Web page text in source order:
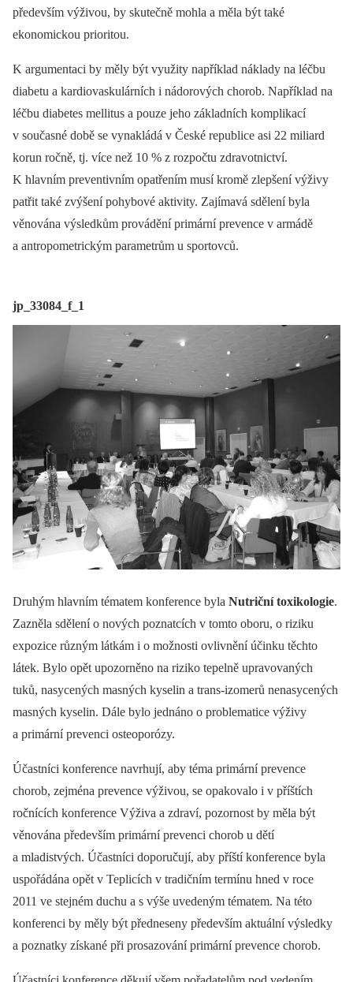
především výživou, by skutečně mohla a měla být také
ekonomickou prioritou.
K argumentaci by měly být využity například náklady na léčbu
diabetu a kardiovaskulárních i nádorových chorob. Například na
léčbu diabetes mellitus a pouze jeho základních komplikací
v současné době se vynakládá v České republice asi 22 miliard
korun ročně, tj. více než 10 % z rozpočtu zdravotnictví.
K hlavním preventivním opatřením musí kromě zlepšení výživy
patřit také zvýšení pohybové aktivity. Zajímavá sdělení byla
věnována výsledkům provádění primární prevence v armádě
a antropometrickým parametrům u sportovců.
jp_33084_f_1
Druhým hlavním tématem konference byla Nutriční toxikologie.
Zazněla sdělení o nových poznatcích v tomto oboru, o riziku
expozice různým látkám i o možnosti ovlivnění účinku těchto
látek. Bylo opět upozorněno na riziko tepelně upravovaných
tuků, nasycených masných kyselin a trans-izomerů nenasycených
masných kyselin. Dále bylo jednáno o problematice výživy
a primární prevenci osteoporózy.
Účastníci konference navrhují, aby téma primární prevence
chorob, zejména prevence výživou, se opakovalo i v příštích
ročnících konference Výživa a zdraví, pozornost by měla být
věnována především primární prevenci chorob u dětí
a mladistvých. Účastníci doporučují, aby příští konference byla
uspořádána opět v Teplicích v tradičním termínu hned v roce
2011 ve stejném duchu a s výše uvedeným tématem. Na této
konferenci by měly být předneseny především aktuální výsledky
a poznatky získané při prosazování primární prevence chorob.